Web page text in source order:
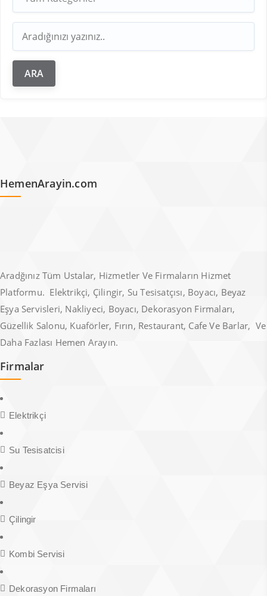
HemenArayin.com
Aradğınız Tüm Ustalar, Hizmetler Ve Firmaların Hizmet
Platformu. Elektrikçi, Çilingir, Su Tesisatçısı, Boyacı, Beyaz
Eşya Servisleri, Nakliyeci, Boyacı, Dekorasyon Firmaları,
Güzellik Salonu, Kuaförler, Fırın, Restaurant, Cafe Ve Barlar, Ve
Daha Fazlası Hemen Arayın.
Firmalar
Elektrikçi
Su Tesisatcisi
Beyaz Eşya Servisi
Çilingir
Kombi Servisi
Dekorasyon Firmaları